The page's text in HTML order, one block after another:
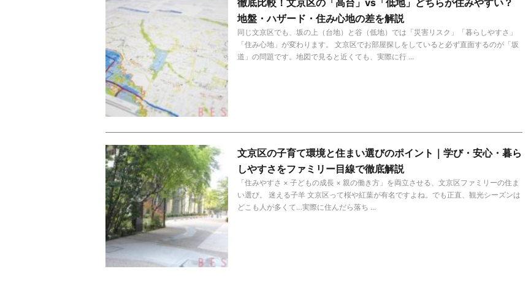
徹底比較！文京区の「高台」vs「低地」どちらが住みやすい？
地盤・ハザード・住み心地の差を解説
同じ文京区でも、坂の上（台地）と谷（低地）では「災害リスク」「暮らしやすさ」
「住み心地」が変わります。 文京区でお部屋探しをしていると必ず直面するのが「坂
道」の問題です。地図で見ると近くても、実際に行 ...
文京区の子育て環境と住まい選びのポイント｜学び・安心・暮ら
しやすさをファミリー目線で徹底解説
「住みやすさ × 子どもの成長 × 親の働き方」を両立させる、文京区ファミリーの住ま
い選び。 迷える子羊 文京区って桜や紅葉が有名ですよね。でも正直、観光シーズンは
どこも人が多くて…実際に住んだら落ち ...